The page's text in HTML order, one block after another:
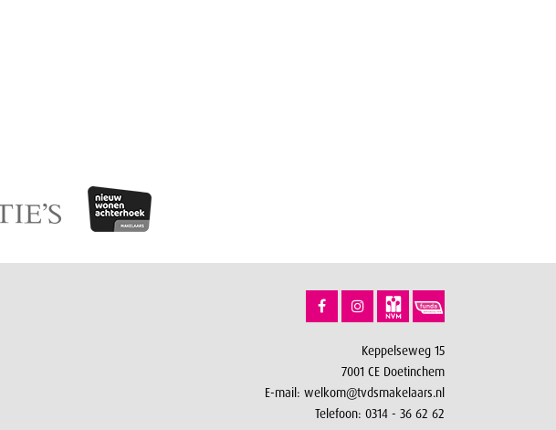
Keppelseweg 15
7001 CE Doetinchem
E-mail: welkom@tvdsmakelaars.nl
Telefoon: 0314 - 36 62 62